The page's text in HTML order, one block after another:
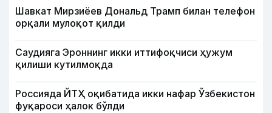
Шавкат Мирзиёев Дональд Трамп билан телефон
орқали мулоқот қилди
Саудияга Эроннинг икки иттифоқчиси ҳужум
қилиши кутилмоқда
Россияда ЙТҲ оқибатида икки нафар Ўзбекистон
фуқароси ҳалок бўлди